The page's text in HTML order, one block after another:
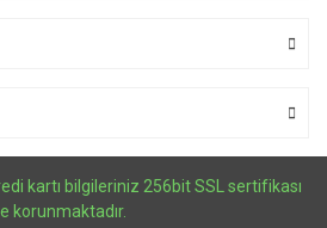
kartı bilgileriniz 256bit SSL sertifikası
korunmaktadır.